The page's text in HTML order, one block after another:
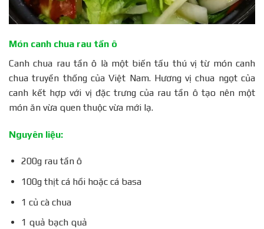
Món canh chua rau tần ô
Canh chua rau tần ô là một biến tấu thú vị từ món canh
chua truyền thống của Việt Nam. Hương vị chua ngọt của
canh kết hợp với vị đặc trưng của rau tần ô tạo nên một
món ăn vừa quen thuộc vừa mới lạ.
Nguyên liệu:
200g rau tần ô
100g thịt cá hồi hoặc cá basa
1 củ cà chua
1 quả bạch quả